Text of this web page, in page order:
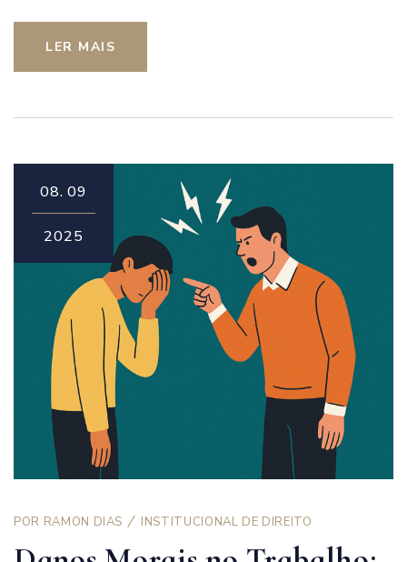
LER MAIS
08. 09
2025
POR RAMON DIAS INSTITUCIONAL DE DIREITO